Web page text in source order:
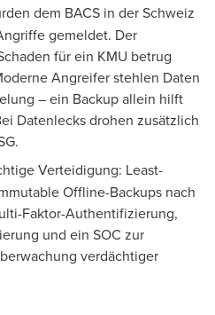
dem BACS in der Schweiz
gemeldet. Der
für ein KMU betrug
Angreifer stehlen Daten
– ein Backup allein hilft
Datenlecks drohen zusätzlich
Verteidigung: Least-
Offline-Backups nach
Faktor-Authentifizierung,
und ein SOC zur
verdächtiger